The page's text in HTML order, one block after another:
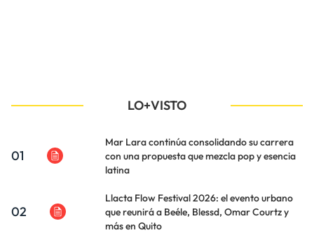
LO+VISTO
01
Mar Lara continúa consolidando su carrera
con una propuesta que mezcla pop y esencia
latina
02
Llacta Flow Festival 2026: el evento urbano
que reunirá a Beéle, Blessd, Omar Courtz y
más en Quito